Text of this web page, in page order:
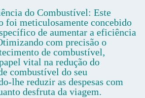
do Combustível: Este
foi meticulosamente concebido
de aumentar a eficiência
com precisão o
de combustível,
vital na redução do
combustível do seu
lhe reduzir as despesas com
desfruta da viagem.